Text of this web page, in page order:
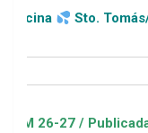
Sto. Tomás/ lu. a vi.
/ Publicadas